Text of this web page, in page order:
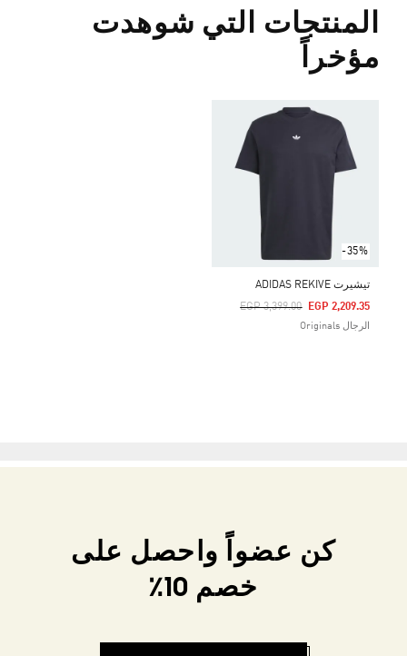
المنتجات التي شوهدت
مؤخراً
-35%
تيشيرت ADIDAS REKIVE
Price Reduced From
EGP 3,399.00
To EGP 2,209.35
الرجال Originals
كن عضواً واحصل على
خصم 10٪